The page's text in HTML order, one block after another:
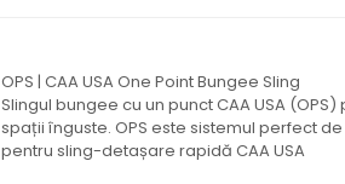
OPS | CAA USA One Point Bungee Sling
Slingul bungee cu un punct CAA USA
spații înguste. OPS este sistemul perfect
pentru sling-detașare rapidă CAA USA